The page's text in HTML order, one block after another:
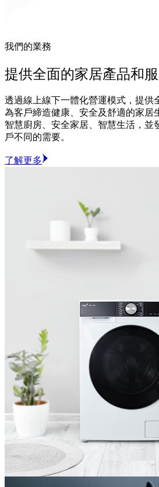
我們的業務
提供全面的家居產品和
透過線上線下一體化營運模式，提供
為客戶締造健康、安全及舒適的家居
智慧廚房、安全家居、智慧生活，並
戶不同的需要。
了解更多